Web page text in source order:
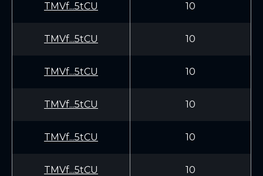
TMVf...5tCU 10
TMVf...5tCU 10
TMVf...5tCU 10
TMVf...5tCU 10
TMVf...5tCU 10
TMVf...5tCU 10